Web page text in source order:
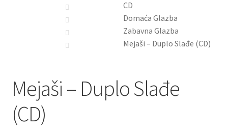
Naplata
Košarica
CD
Domaća Glazba
Zabavna Glazba
Mejaši – Duplo Slađe (CD)
Mejaši – Duplo Slađe
(CD)